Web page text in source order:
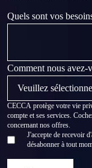
Quels sont vos
Comment nous avez-
CECCA protège votre vie
compte et ses services.
concernant nos offres.
J'accepte de recevoir
désabonner à tout